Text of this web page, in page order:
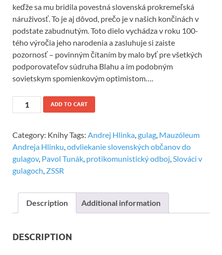
keďže sa mu bridila povestná slovenská prokremeľská
náruživosť. To je aj dôvod, prečo je v našich končinách v
podstate zabudnutým. Toto dielo vychádza v roku 100-
tého výročia jeho narodenia a zasluhuje si zaiste
pozornosť – povinným čítaním by malo byť pre všetkých
podporovateľov súdruha Blahu a im podobným
sovietskym spomienkovým optimistom….
ADD TO CART
Category: KnihyTags: Andrej Hlinka gulag Mauzóleum
Andreja Hlinku odvliekanie slovenských občanov do
gulagov, Pavol Tunák protikomunistický odboj Slováci v
gulagoch ZSSR
Description Additional information
DESCRIPTION